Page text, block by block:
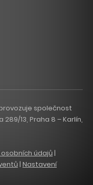
společnost
13, Praha 8 – Karlín,
údajů |
| Nastavení